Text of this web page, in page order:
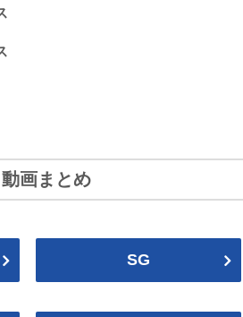
セルティックス ネッツ
Nets
ロケッツ
Rockets
グリズリ
ナゲッツ ティンバーウ
2024プレイオフ 2023-24
画まとめ
SG